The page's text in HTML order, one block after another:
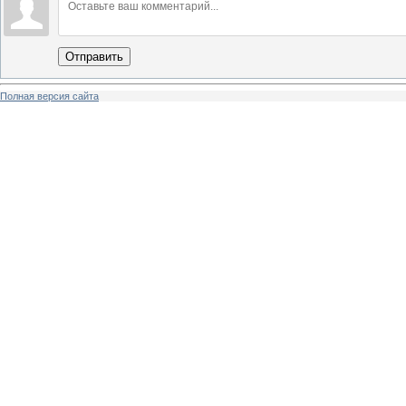
Отправить
Полная версия сайта